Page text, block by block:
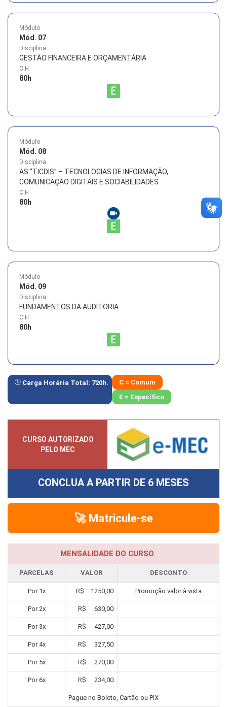
Módulo
Mód. 07
Disciplina
GESTÃO FINANCEIRA E ORÇAMENTÁRIA
C.H
80h
Módulo
Mód. 08
Disciplina
AS “TICDIS” – TECNOLOGIAS DE INFORMAÇÃO,
COMUNICAÇÃO DIGITAIS E SOCIABILIDADES
C.H
80h
Módulo
Mód. 09
Disciplina
FUNDAMENTOS DA AUDITORIA
C.H
80h
Carga Horária Total: 720h.
C = Comum
E = Específico
CURSO AUTORIZADO
PELO MEC
CONCLUA A PARTIR DE 6 MESES
🚀 Matricule-se
MENSALIDADE DO CURSO
PARCELAS VALOR DESCONTO
Por 1x R$ 1250,00 Promoção valor à vista
Por2x R$ 630,00
Por 3x R$ 427,00
Por4x R$ 327,50
Por 5x R$ 270,00
Por6x R$ 234,00
Pague no Boleto, Cartão ou PIX